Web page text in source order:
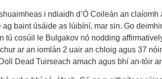
i ndiaidh d’Ó Coileán an
baint úsáide as lúibíní, mar sin. Go
cosúil le Bulgakov nó nodding
ar an iomlán 2 uair an chloig agus 37
Dead Tuirseach amach agus bhí an-tóir